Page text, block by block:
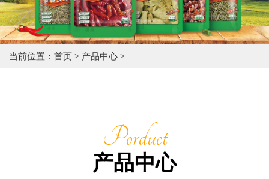
当前位置： 首页 > 产品中心 >
Porduct
产品中心